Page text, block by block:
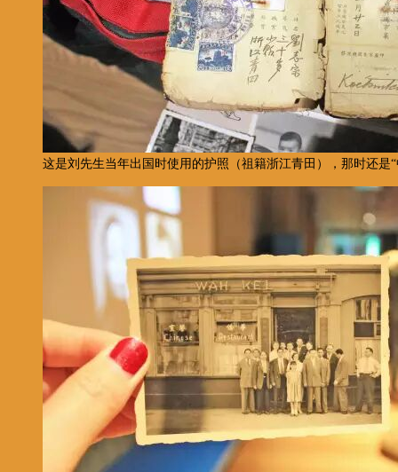
这是刘先生当年出国时使用的护照（祖籍浙江青田），那时还是